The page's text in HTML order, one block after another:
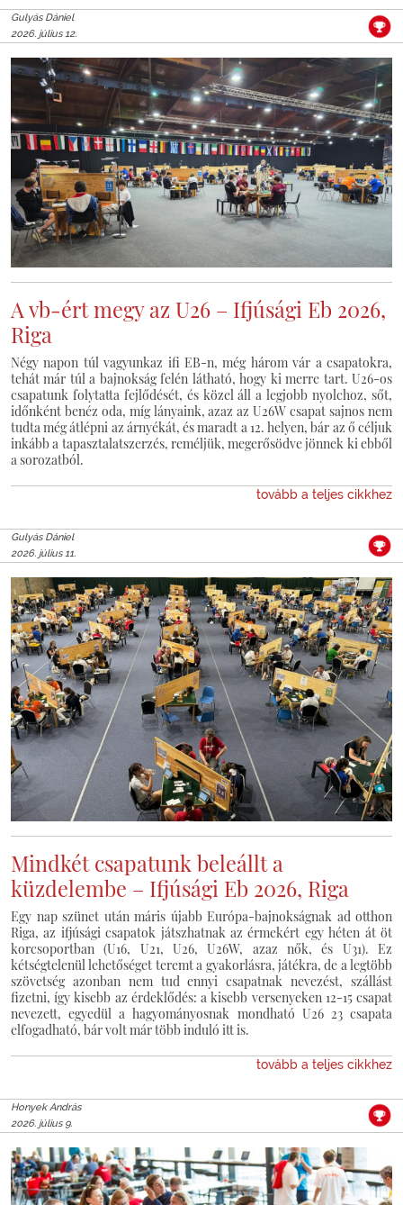
Gulyás Dániel
2026. július 12.
A vb-ért megy az U26 – Ifjúsági Eb 2026,
Riga
Négy napon túl vagyunkaz ifi EB-n, még három vár a csapatokra,
tehát már túl a bajnokság felén látható, hogy ki merre tart. U26-os
csapatunk folytatta fejlődését, és közel áll a legjobb nyolchoz, sőt,
időnként benéz oda, míg lányaink, azaz az U26W csapat sajnos nem
tudta még átlépni az árnyékát, és maradt a 12. helyen, bár az ő céljuk
inkább a tapasztalatszerzés, reméljük, megerősödve jönnek ki ebből
a sorozatból.
tovább a teljes cikkhez
Gulyás Dániel
2026. július 11.
Mindkét csapatunk beleállt a
küzdelembe – Ifjúsági Eb 2026, Riga
Egy nap szünet után máris újabb Európa-bajnokságnak ad otthon
Riga, az ifjúsági csapatok játszhatnak az érmekért egy héten át öt
korcsoportban (U16, U21, U26, U26W, azaz nők, és U31). Ez
kétségtelenül lehetőséget teremt a gyakorlásra, játékra, de a legtöbb
szövetség azonban nem tud ennyi csapatnak nevezést, szállást
fizetni, így kisebb az érdeklődés: a kisebb versenyeken 12-15 csapat
nevezett, egyedül a hagyományosnak mondható U26 23 csapata
elfogadható, bár volt már több induló itt is.
tovább a teljes cikkhez
Honyek András
2026. július 9.